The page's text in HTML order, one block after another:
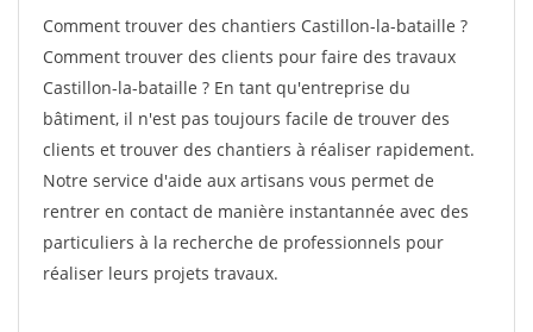
Comment trouver des chantiers Castillon-la-bataille ?
Comment trouver des clients pour faire des travaux
Castillon-la-bataille ? En tant qu'entreprise du
bâtiment, il n'est pas toujours facile de trouver des
clients et trouver des chantiers à réaliser rapidement.
Notre service d'aide aux artisans vous permet de
rentrer en contact de manière instantannée avec des
particuliers à la recherche de professionnels pour
réaliser leurs projets travaux.